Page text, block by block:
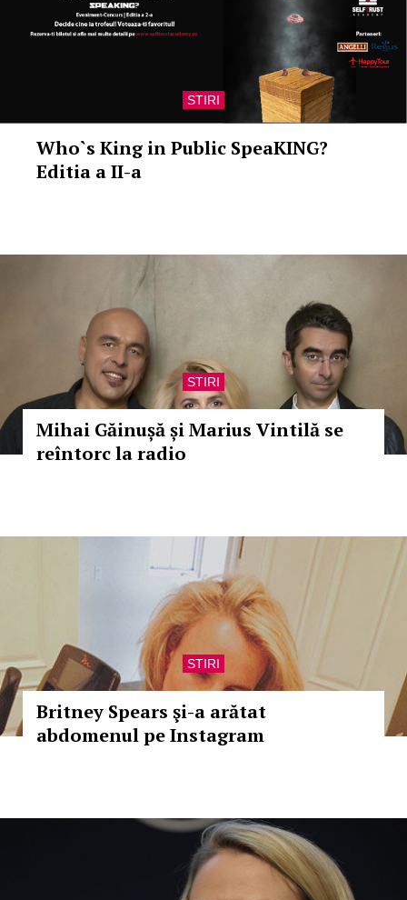
STIRI
Who`s King in Public SpeaKING?
Editia a II-a
STIRI
Mihai Găinușă și Marius Vintilă se
reîntorc la radio
STIRI
Britney Spears şi-a arătat
abdomenul pe Instagram